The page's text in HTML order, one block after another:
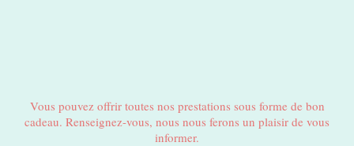
Vous pouvez offrir toutes nos prestations sous forme de bon
cadeau. Renseignez-vous, nous nous ferons un plaisir de vous
informer.